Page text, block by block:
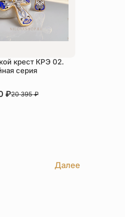
крест КРЭ 02.
серия
₽20 395₽
Далее